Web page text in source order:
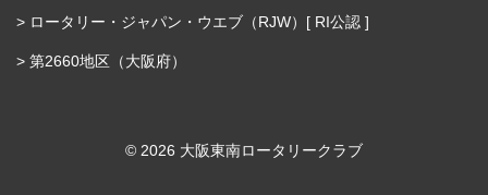
ロータリー・ジャパン・ウエブ（RJW）[ RI公認 ]
第2660地区（大阪府）
©︎ 2026 大阪東南ロータリークラブ